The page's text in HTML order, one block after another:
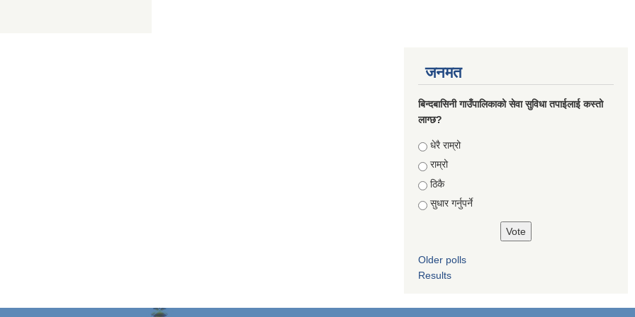
जनमत
बिन्दबासिनी गाउँपालिकाको सेवा सुविधा तपाईलाई कस्तो
लाग्छ?
Choices
धेरै राम्रो
राम्रो
ठिकै
सुधार गर्नुपर्ने
Older polls
Results